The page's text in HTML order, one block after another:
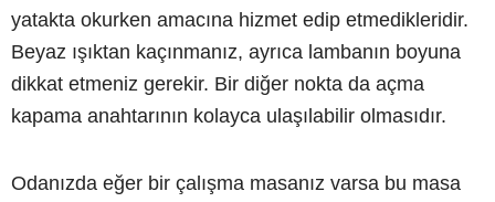
yatakta okurken amacına hizmet edip etmedikleridir.
Beyaz ışıktan kaçınmanız, ayrıca lambanın boyuna
dikkat etmeniz gerekir. Bir diğer nokta da açma
kapama anahtarının kolayca ulaşılabilir olmasıdır.
Odanızda eğer bir çalışma masanız varsa bu masa